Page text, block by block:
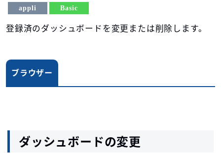
appli Basic
登録済のダッシュボードを変更または削除します。
ブラウザー
ダッシュボードの変更